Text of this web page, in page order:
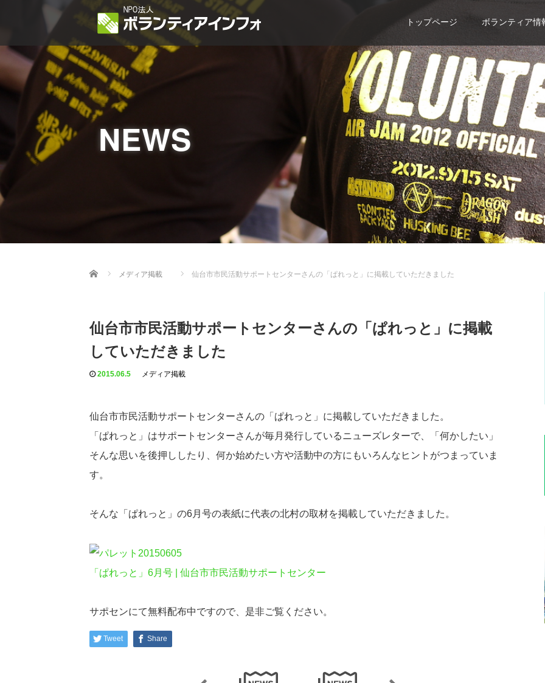
トップページ ボランティア情
NEWS
Home メディア掲載 仙台市市民活動サポートセンターさんの「ぱれっと」に掲載していただきました
仙台市市民活動サポートセンターさんの「ぱれっと」に掲載
していただきました
2015.06.5 メディア掲載
仙台市市民活動サポートセンターさんの「ぱれっと」に掲載していただきました。
「ぱれっと」はサポートセンターさんが毎月発行しているニューズレターで、「何かしたい」
そんな思いを後押ししたり、何か始めたい方や活動中の方にもいろんなヒントがつまっていま
す。
そんな「ぱれっと」の6月号の表紙に代表の北村の取材を掲載していただきました。
「ぱれっと」6月号 | 仙台市市民活動サポートセンター
サポセンにて無料配布中ですので、是非ご覧ください。
Tweet Share